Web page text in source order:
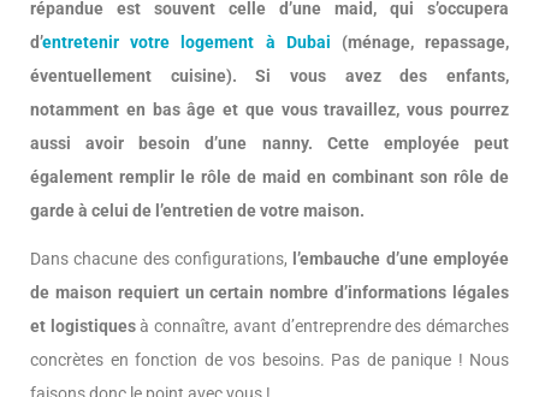
répandue est souvent celle d’une maid, qui s’occupera
d’entretenir votre logement à Dubai (ménage, repassage,
éventuellement cuisine). Si vous avez des enfants,
notamment en bas âge et que vous travaillez, vous pourrez
aussi avoir besoin d’une nanny. Cette employée peut
également remplir le rôle de maid en combinant son rôle de
garde à celui de l’entretien de votre maison.
Dans chacune des configurations, l’embauche d’une employée
de maison requiert un certain nombre d’informations légales
et logistiquesà connaître, avant d’entreprendre des démarches
concrètes en fonction de vos besoins. Pas de panique ! Nous